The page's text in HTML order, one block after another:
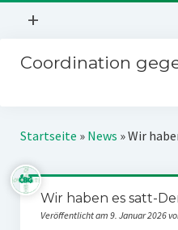
Menü
+
Mitmachen
Kontakt
Impressum
Coordination
Kampagnen
BAYER-Hauptversammlungen
Stichwort BAYER
Startseite » News »Wir
Wir haben es satt-
Veröffentlicht am 9. Januar 2026